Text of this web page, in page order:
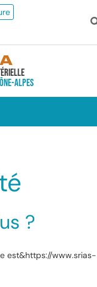
Alpes
?
est&https://www.srias-